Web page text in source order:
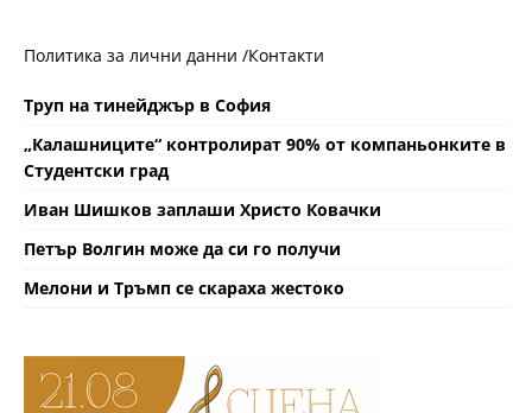
Политика за лични данни /Контакти
Труп на тинейджър в София
„Калашниците“ контролират 90% от компаньонките в
Студентски град
Иван Шишков заплаши Христо Ковачки
Петър Волгин може да си го получи
Мелони и Тръмп се скараха жестоко